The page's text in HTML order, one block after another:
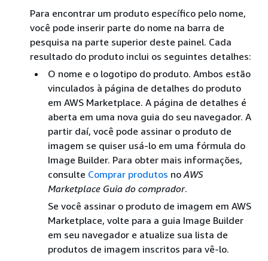
Para encontrar um produto específico pelo nome,
você pode inserir parte do nome na barra de
pesquisa na parte superior deste painel. Cada
resultado do produto inclui os seguintes detalhes:
O nome e o logotipo do produto. Ambos estão
vinculados à página de detalhes do produto
em AWS Marketplace. A página de detalhes é
aberta em uma nova guia do seu navegador. A
partir daí, você pode assinar o produto de
imagem se quiser usá-lo em uma fórmula do
Image Builder. Para obter mais informações,
consulte Comprar produtos noAWS
Marketplace Guia do comprador.
Se você assinar o produto de imagem em AWS
Marketplace, volte para a guia Image Builder
em seu navegador e atualize sua lista de
produtos de imagem inscritos para vê-lo.